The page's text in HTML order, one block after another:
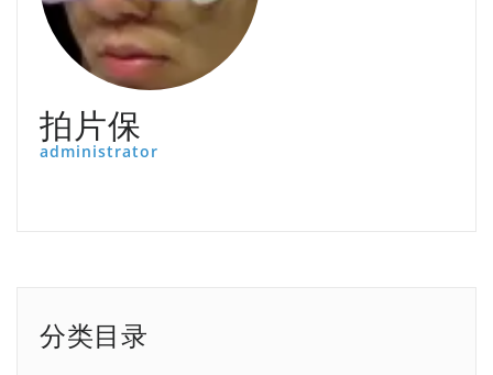
拍片保
administrator
分类目录